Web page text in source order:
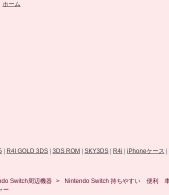
ホーム
R4I GOLD 3DS 3DS ROM SKY3DS R4i iPhoneケース
Switch周辺機器 >
Nintendo Switch 持ちやすい 便利 車
ー